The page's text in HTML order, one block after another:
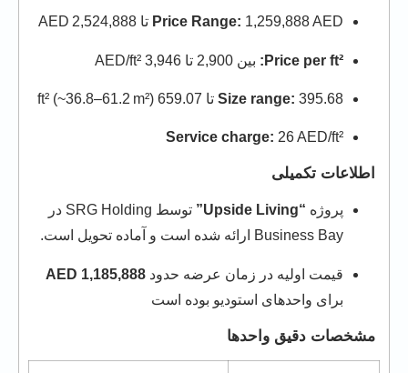
Price Range: 1,259,888 AED تا 2,524,888 AED
Price per ft²: بین 2,900 تا 3,946 AED/ft²
Size range: 395.68 تا 659.07 ft² (~36.8–61.2 m²)
Service charge: 26 AED/ft²
اطلاعات تکمیلی
پروژه “Upside Living”
توسط SRG Holding در
Business Bay ارائه شده است و آماده تحویل است.
قیمت اولیه در زمان عرضه حدود 1,185,888 AED
برای واحدهای استودیو بوده است
مشخصات دقیق واحدها